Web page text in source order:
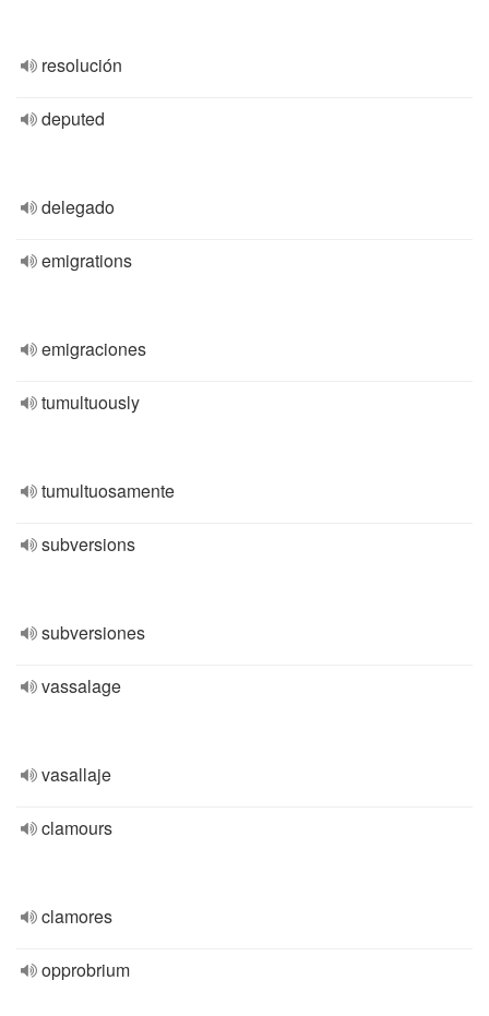
resolución
deputed
delegado
emigrations
emigraciones
tumultuously
tumultuosamente
subversions
subversiones
vassalage
vasallaje
clamours
clamores
opprobrium